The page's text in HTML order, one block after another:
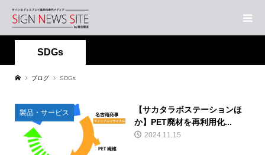
SDGs
ブログ SDGs
製品・サービス
【サカタラボステーションほ
か】PET廃材を再利用化...
2024.11.15